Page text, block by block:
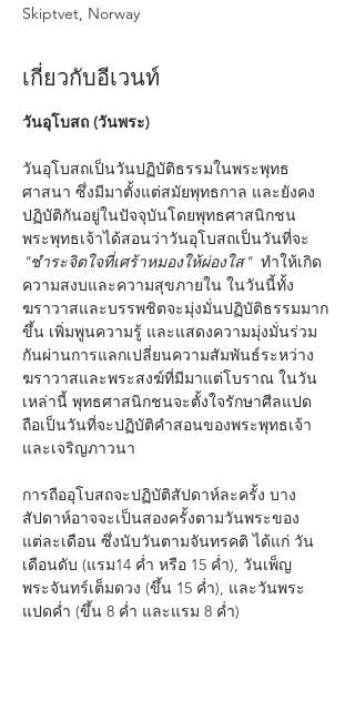
Skiptvet, Norway
เกี่ยวกับอีเวนท์
วันอุโบสถ (วันพระ)
วันอุโบสถเป็นวันปฏิบัติธรรมในพระพุทธ
ศาสนา ซึ่งมีมาตั้งแต่สมัยพุทธกาล และยังคง
ปฏิบัติกันอยู่ในปัจจุบันโดยพุทธศาสนิกชน
พระพุทธเจ้าได้สอนว่าวันอุโบสถเป็นวันที่จะ
"ชำระจิตใจที่เศร้าหมองให้ผ่องใส" ทำให้เกิด
ความสงบและความสุขภายใน ในวันนี้ทั้ง
ฆราวาสและบรรพชิตจะมุ่งมั่นปฏิบัติธรรมมาก
ขึ้น เพิ่มพูนความรู้ และแสดงความมุ่งมั่นร่วม
กันผ่านการแลกเปลี่ยนความสัมพันธ์ระหว่าง
ฆราวาสและพระสงฆ์ที่มีมาแต่โบราณ ในวัน
เหล่านี้ พุทธศาสนิกชนจะตั้งใจรักษาศีลแปด
ถือเป็นวันที่จะปฏิบัติคำสอนของพระพุทธเจ้า
และเจริญภาวนา
การถืออุโบสถจะปฏิบัติสัปดาห์ละครั้ง บาง
สัปดาห์อาจจะเป็นสองครั้งตามวันพระของ
แต่ละเดือน ซึ่งนับวันตามจันทรคติ ได้แก่ วัน
เดือนดับ (แรม14 ค่ำ หรือ 15 ค่ำ), วันเพ็ญ
พระจันทร์เต็มดวง (ขึ้น 15 ค่ำ), และวันพระ
แปดค่ำ (ขึ้น 8 ค่ำ และแรม 8 ค่ำ)